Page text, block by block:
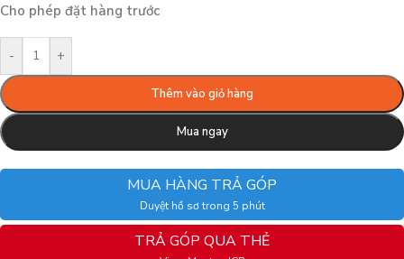
Cho phép đặt hàng trước
- +
Thêm vào giỏ hàng
Mua ngay
MUA HÀNG TRẢ GÓP
Duyệt hồ sơ trong 5 phút
TRẢ GÓP QUA THẺ